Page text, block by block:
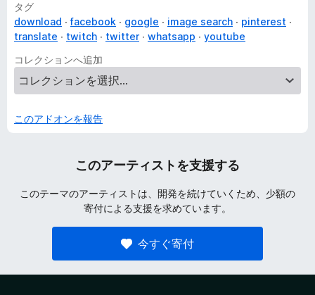
タグ
download
facebook google image search
pinterest
translate
twitch twitter whatsapp
youtube
コレクションへ追加
このアドオンを報告
このアーティストを支援する
このテーマのアーティストは、開発を続けていくため、少額の
寄付による支援を求めています。
今すぐ寄付